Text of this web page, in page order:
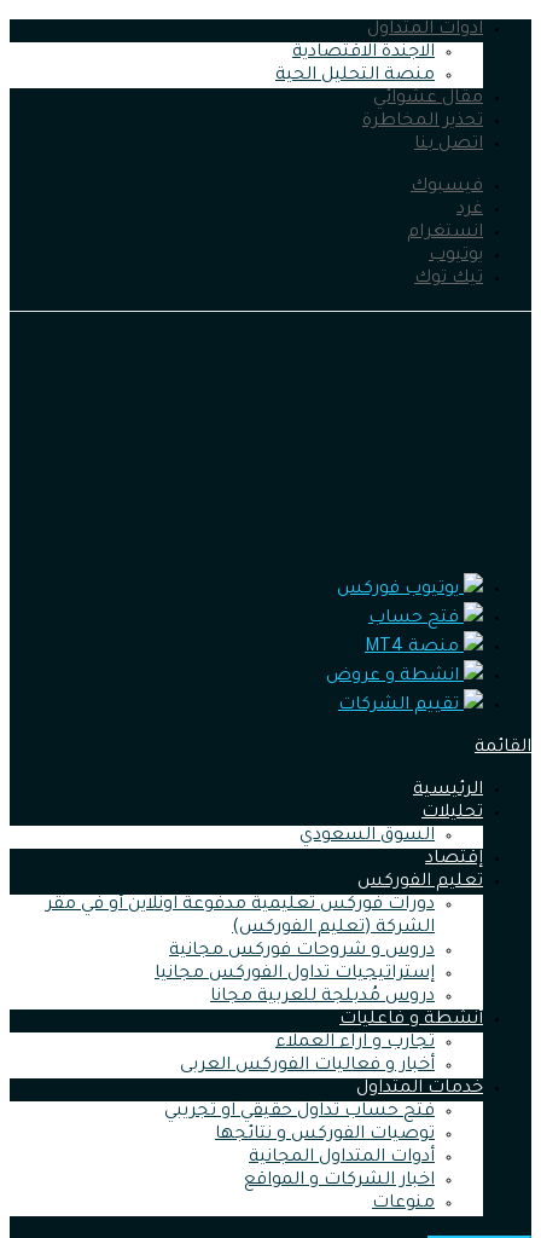
ادوات المتداول
الاجندة الاقتصادية
منصة التحليل الحية
مقال عشوائي
تحذير المخاطرة
اتصل بنا
فيسبوك
غرد
انستغرام
يوتيوب
تيك توك
يوتيوب فوركس
فتح حساب
منصة MT4
انشطة و عروض
تقييم الشركات
القائمة
الرئيسية
تحليلات
السوق السعودي
إقتصاد
تعليم الفوركس
دورات فوركس تعليمية مدفوعة اونلاين أو في مقر
الشركة (تعليم الفوركس)
دروس و شروحات فوركس مجانية
إستراتيجيات تداول الفوركس مجانيا
دروس مُدبلجة للعربية مجانا
أنشطة و فاعليات
تجارب و اراء العملاء
أخبار و فعاليات الفوركس العربى
خدمات المتداول
فتح حساب تداول حقيقي او تجريبي
توصيات الفوركس و نتائجها
أدوات المتداول المجانية
اخبار الشركات و المواقع
منوعات